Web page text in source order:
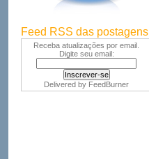
Feed RSS das postagens
Receba atualizações por email.
Digite seu email:
Delivered by FeedBurner